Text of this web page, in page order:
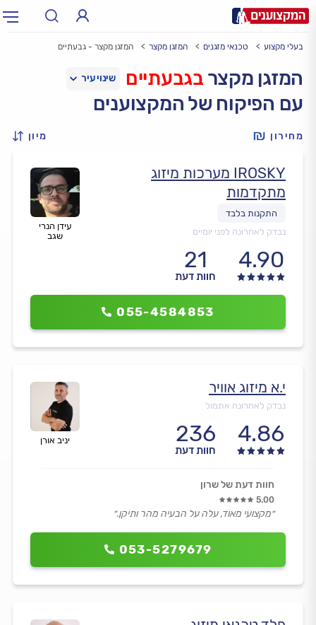
עירעיר: תל אביב, חיפה…
בעלי מקצוע טכנאי מזגנים המזגן מקצר המזגן מקצר - גבעתיים
המזגן מקצר בגבעתיים
עם הפיקוח של המקצוענים
מחירון מיון
עידן הנרי
שגב
IROSKY מערכות מיזוג
מתקדמות
נבדק לאחרונה לפני יומיים
4.90
21
חוות דעת
055-4584853
יניב אורן
י.א מיזוג אוויר
נבדק לאחרונה אתמול
4.86
236
חוות דעת
053-5279679
חוות דעת של שרון
5.00
״מקצועי מאוד, עלה על הבעיה מהר ותיקן.״